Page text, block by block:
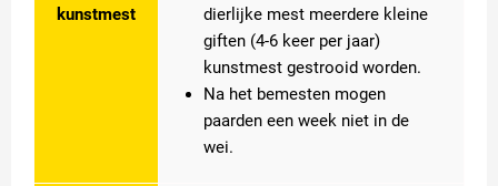
kunstmest
dierlijke mest meerdere kleine
giften (4-6 keer per jaar)
kunstmest gestrooid worden.
Na het bemesten mogen
paarden een week niet in de
wei.